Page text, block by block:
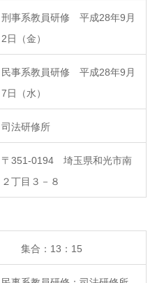
刑事系教員研修 平成28年9月
2日（金）
民事系教員研修 平成28年9月
7日（水）
司法研修所
〒351-0194 埼玉県和光市南
２丁目３－８
集合：13：15